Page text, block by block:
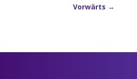
Vorwärts →